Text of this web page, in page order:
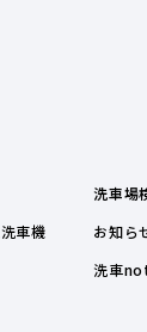
車機
洗車場
お知ら
洗車